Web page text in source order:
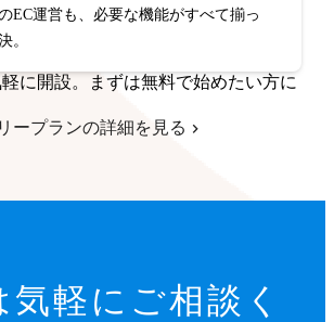
EC運営も、必要な機能がすべて揃っ
。
に開設。まずは無料で始めたい方に
ープランの詳細を見る
気軽にご相談く